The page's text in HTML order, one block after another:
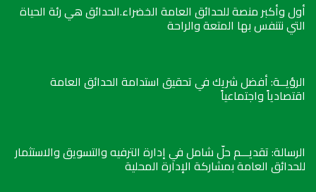
أول وأكبر منصة للحدائق العامة الخضراء.الحدائق هي رئة الحياة
التي نتنفس بها المتعة والراحة
الرؤيــة: أفضل شريك في تحقيق استدامة الحدائق العامة
اقتصادياً واجتماعياً
الرسالة: تقديـــم حلّ شامل في إدارة الترفيه والتسويق والاستثمار
للحدائق العامة بمشاركة الإدارة المحلية